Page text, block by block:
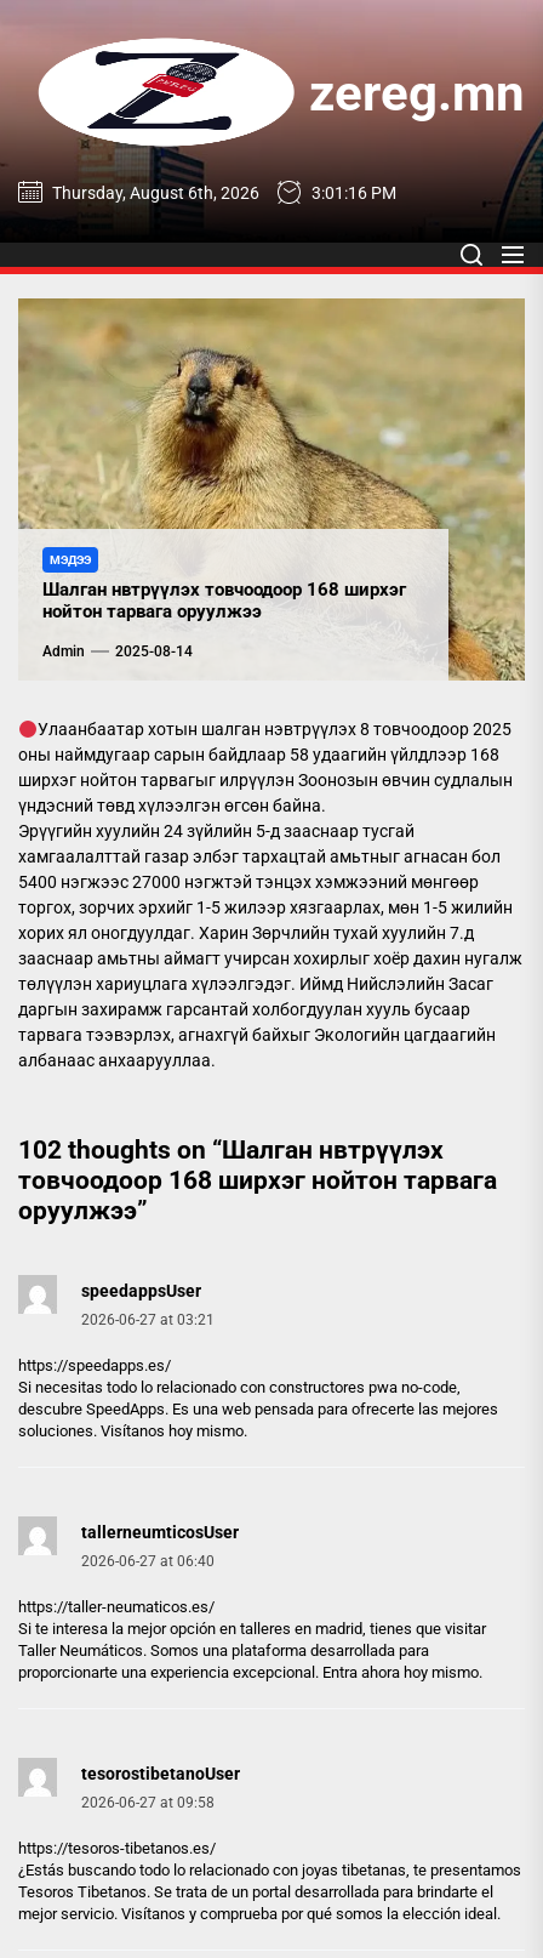
content
zereg.mn
zereg.mn
Thursday, August 6th, 2026 3:01:18 PM
МЭДЭЭ
Шалган нвтрүүлэх товчоодоор 168 ширхэг
нойтон тарвага оруулжээ
Admin 2025-08-14
Улаанбаатар хотын шалган нэвтрүүлэх 8 товчоодоор 2025
оны наймдугаар сарын байдлаар 58 удаагийн үйлдлээр 168
ширхэг нойтон тарвагыг илрүүлэн Зоонозын өвчин судлалын
үндэсний төвд хүлээлгэн өгсөн байна.
Эрүүгийн хуулийн 24 зүйлийн 5-д зааснаар тусгай
хамгаалалттай газар элбэг тархацтай амьтныг агнасан бол
5400 нэгжээс 27000 нэгжтэй тэнцэх хэмжээний мөнгөөр
торгох, зорчих эрхийг 1-5 жилээр хязгаарлах, мөн 1-5 жилийн
хорих ял оногдуулдаг. Харин Зөрчлийн тухай хуулийн 7.д
зааснаар амьтны аймагт учирсан хохирлыг хоёр дахин нугалж
төлүүлэн хариуцлага хүлээлгэдэг. Иймд Нийслэлийн Засаг
даргын захирамж гарсантай холбогдуулан хууль бусаар
тарвага тээвэрлэх, агнахгүй байхыг Экологийн цагдаагийн
албанаас анхаарууллаа.
102 thoughts on “Шалган нвтрүүлэх
товчоодоор 168 ширхэг нойтон тарвага
оруулжээ”
speedappsUser
2026-06-27 at 03:21
https://speedapps.es/
Si necesitas todo lo relacionado con constructores pwa no-code,
descubre SpeedApps. Es una web pensada para ofrecerte las mejores
soluciones. Visítanos hoy mismo.
tallerneumticosUser
2026-06-27 at 06:40
https://taller-neumaticos.es/
Si te interesa la mejor opción en talleres en madrid, tienes que visitar
Taller Neumáticos. Somos una plataforma desarrollada para
proporcionarte una experiencia excepcional. Entra ahora hoy mismo.
tesorostibetanoUser
2026-06-27 at 09:58
https://tesoros-tibetanos.es/
¿Estás buscando todo lo relacionado con joyas tibetanas, te presentamos
Tesoros Tibetanos. Se trata de un portal desarrollada para brindarte el
mejor servicio. Visítanos y comprueba por qué somos la elección ideal.